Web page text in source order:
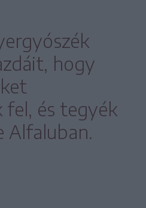
hogy
fel, és tegyék
Alfaluban.